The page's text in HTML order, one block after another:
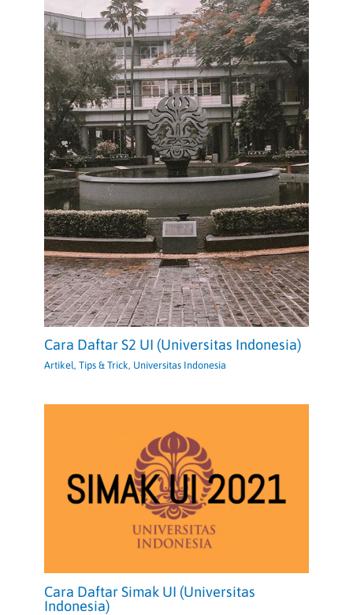
Cara Daftar S2 UI (Universitas Indonesia)
Artikel,Tips & Trick, Universitas Indonesia
Cara Daftar Simak UI (Universitas
Indonesia)